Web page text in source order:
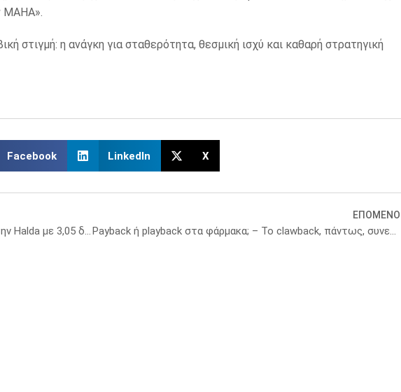
στιγμή: η ανάγκη για σταθερότητα, θεσμική ισχύ και καθαρή στρατηγική
Facebook LinkedIn X
Η επένδυση της J&J στον καρκίνο: Αποκτά την Halda με 3,05 δισ.
ΕΠΟΜΕΝΟ
Payback ή playback στα φάρμακα; – Το clawback, πάντως, συνεχίζει να ανεβαίνει…